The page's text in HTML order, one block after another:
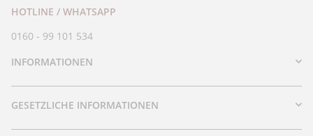
HOTLINE / WHATSAPP
0160 - 99 101 534
INFORMATIONEN
GESETZLICHE INFORMATIONEN